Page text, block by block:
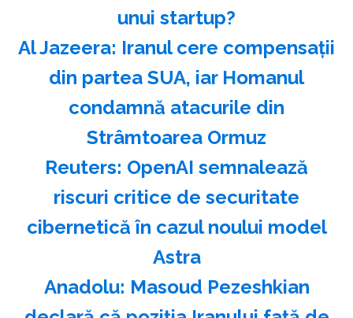
unui startup?
Al Jazeera: Iranul cere compensaţii
din partea SUA, iar Homanul
condamnă atacurile din
Strâmtoarea Ormuz
Reuters: OpenAI semnalează
riscuri critice de securitate
cibernetică în cazul noului model
Astra
Anadolu: Masoud Pezeshkian